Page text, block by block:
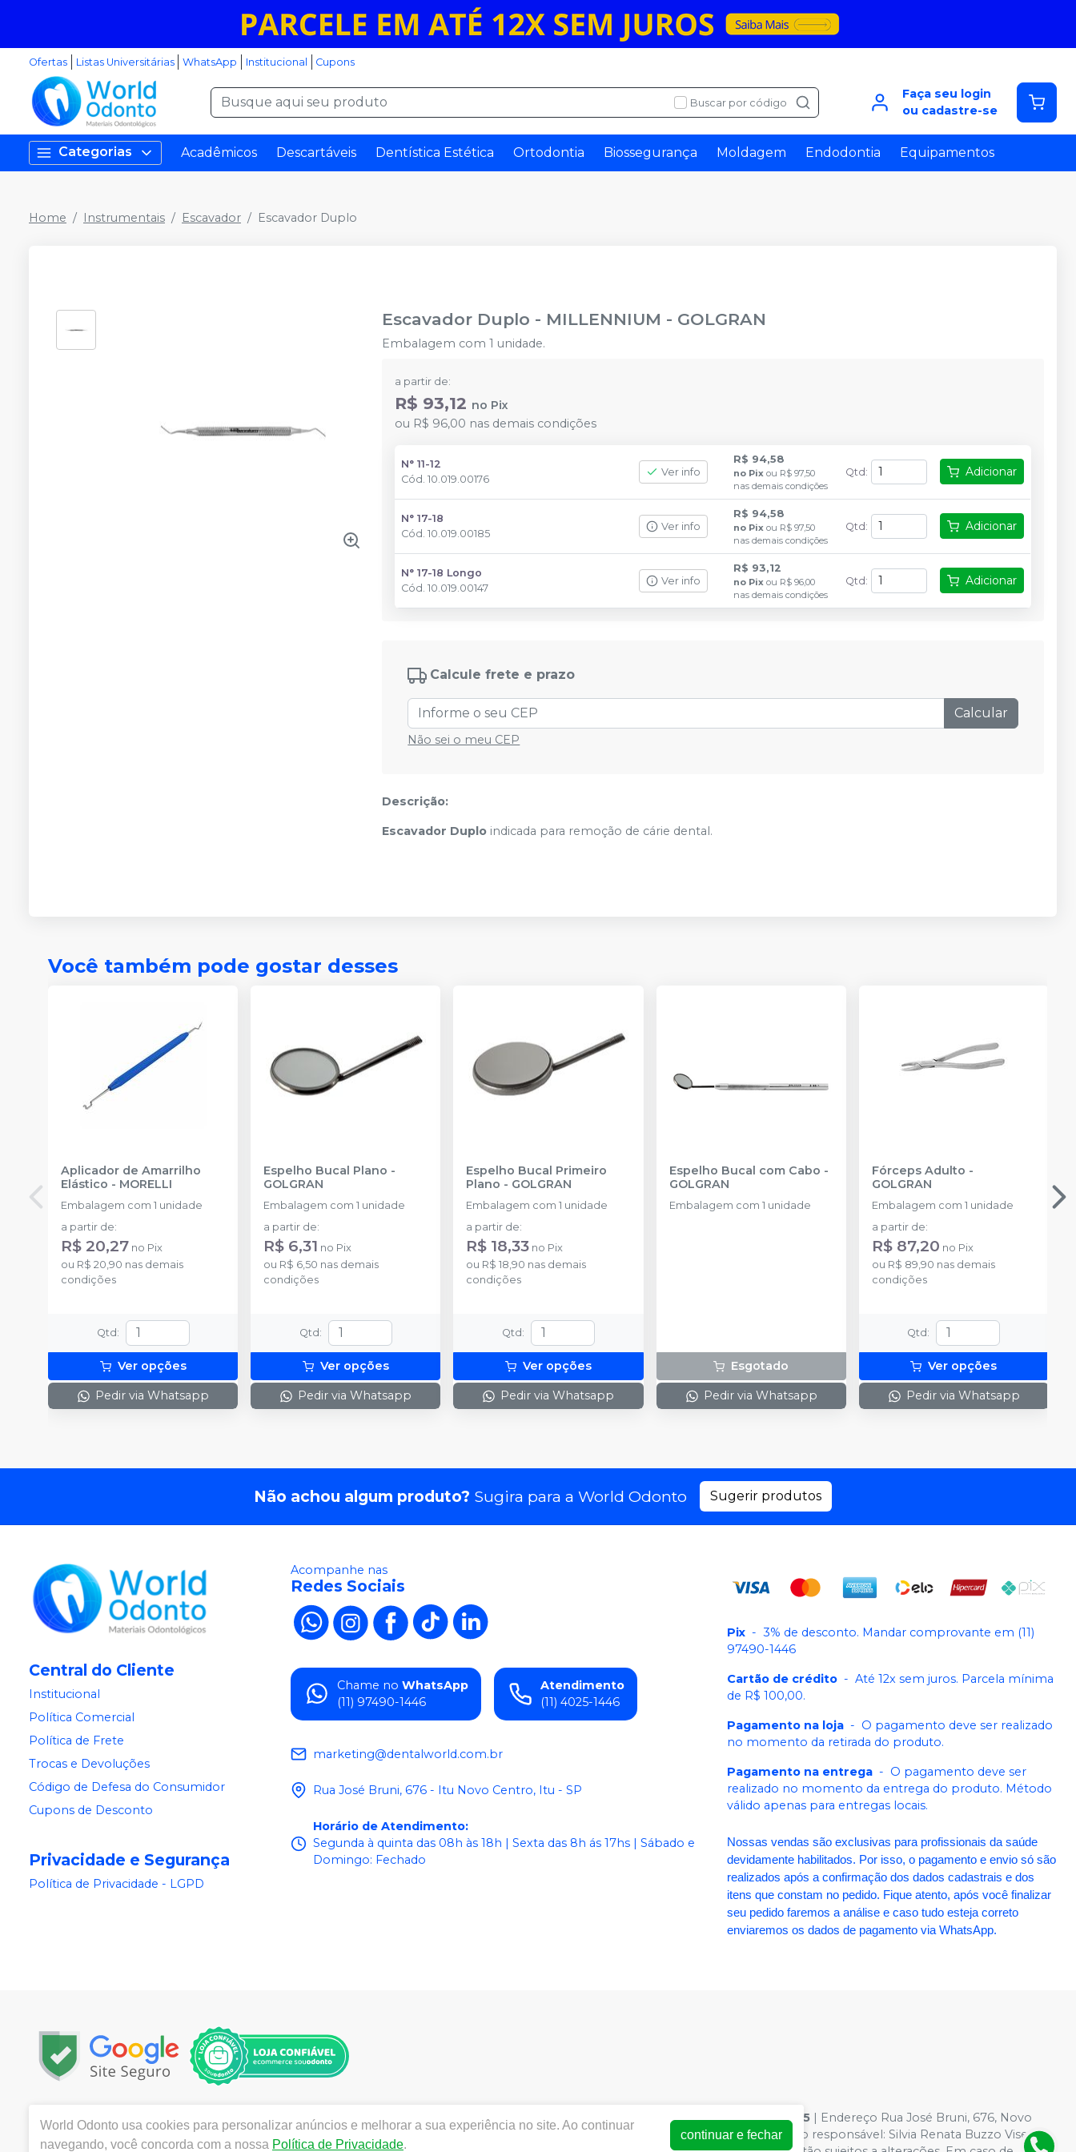
Ofertas Listas Universitárias WhatsApp Institucional Cupons
Buscar por código
Faça seu login
ou cadastre-se
Categorias Acadêmicos Descartáveis Dentística Estética Ortodontia Biossegurança Moldagem Endodontia Equipamentos
Home Instrumentais Escavador Escavador Duplo
Escavador Duplo - MILLENNIUM - GOLGRAN
Embalagem com 1 unidade.
a partir de:
R$ 93,12 no Pix
ou R$ 96,00 nas demais condições
N° 11-12
Cód.10.019.00176
Ver info
R$ 94,58
no Pix ou R$ 97,50
nas demais condições
Qtd : Adicionar
N° 17-18
Cód.10.019.00185
Ver info
R$ 94,58
no Pix ou R$ 97,50
nas demais condições
Qtd : Adicionar
N° 17-18 Longo
Cód.10.019.00147
Ver info
R$ 93,12
no Pix ou R$ 96,00
nas demais condições
Qtd : Adicionar
Calcule frete e prazo
Calcular
Não sei o meu CEP
Descrição:
Escavador Duplo indicada para remoção de cárie dental.
Você também pode gostar desses
Aplicador de Amarrilho
Elástico - MORELLI
Embalagem com 1 unidade
a partir de:
R$ 20,27 no Pix
ou R$ 20,90 nas demais
condições
Qtd :
Ver opções
Pedir via Whatsapp
Espelho Bucal Plano -
GOLGRAN
Embalagem com 1 unidade
a partir de:
R$ 6,31 no Pix
ou R$ 6,50 nas demais
condições
Qtd :
Ver opções
Pedir via Whatsapp
Espelho Bucal Primeiro
Plano - GOLGRAN
Embalagem com 1 unidade
a partir de:
R$ 18,33 no Pix
ou R$ 18,90 nas demais
condições
Qtd :
Ver opções
Pedir via Whatsapp
Espelho Bucal com Cabo -
GOLGRAN
Embalagem com 1 unidade
Esgotado
Pedir via Whatsapp
Fórceps Adulto -
GOLGRAN
Embalagem com 1 unidade
a partir de:
R$ 87,20 no Pix
ou R$ 89,90 nas demais
condições
Qtd :
Ver opções
Pedir via Whatsapp
Não achou algum produto? Sugira para a World Odonto Sugerir produtos
Central do Cliente
Institucional
Política Comercial
Política de Frete
Trocas e Devoluções
Código de Defesa do Consumidor
Cupons de Desconto
Privacidade e Segurança
Política de Privacidade - LGPD
Acompanhe nas
Redes Sociais
Chame no WhatsApp
(11) 97490-1446
Atendimento
(11) 4025-1446
marketing@dentalworld.com.br
Rua José Bruni, 676 - Itu Novo Centro, Itu - SP
Horário de Atendimento:
Segunda à quinta das 08h às 18h | Sexta das 8h ás 17hs | Sábado e
Domingo: Fechado
Pix - 3% de desconto. Mandar comprovante em (11)
97490-1446
Cartão de crédito - Até 12x sem juros. Parcela mínima
de R$ 100,00.
Pagamento na loja - O pagamento deve ser realizado
no momento da retirada do produto.
Pagamento na entrega - O pagamento deve ser
realizado no momento da entrega do produto. Método
válido apenas para entregas locais.
Nossas vendas são exclusivas para profissionais da saúde
devidamente habilitados. Por isso, o pagamento e envio só são
realizados após a confirmação dos dados cadastrais e dos
itens que constam no pedido. Fique atento, após você finalizar
seu pedido faremos a análise e caso tudo esteja correto
enviaremos os dados de pagamento via WhatsApp.
Copyright © 2025 | Todos os direitos reservados | www.dentalworld.com.br | World Odonto & Med Eireli | CNPJ:03.454.363.0001-95 | Endereço Rua José Bruni, 676, Novo
Centro, Itu / SP | Autorizações de Funcionamento ANVISA - Medicamentos: 25352026619/2014-15 (AFE medicamentos) - Farmacêutico responsável: Silvia Renata Buzzo Visentin
World Odonto usa cookies para personalizar anúncios e melhorar a sua experiência no site. Ao continuar
navegando, você concorda com a nossa Política de Privacidade.
continuar e fechar